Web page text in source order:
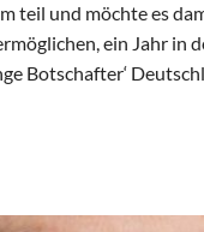
teil und möchte es
ein Jahr in
Botschafter‘